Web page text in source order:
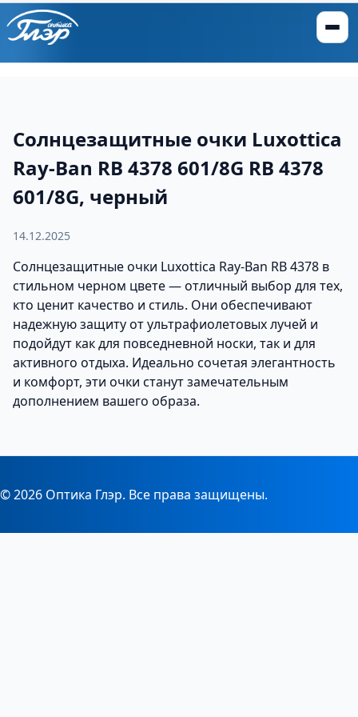
Солнцезащитные очки Luxottica
Ray-Ban RB 4378 601/8G RB 4378
601/8G, черный
14.12.2025
Солнцезащитные очки Luxottica Ray-Ban RB 4378 в
стильном черном цвете — отличный выбор для тех,
кто ценит качество и стиль. Они обеспечивают
надежную защиту от ультрафиолетовых лучей и
подойдут как для повседневной носки, так и для
активного отдыха. Идеально сочетая элегантность
и комфорт, эти очки станут замечательным
дополнением вашего образа.
© 2026 Оптика Глэр. Все права защищены.